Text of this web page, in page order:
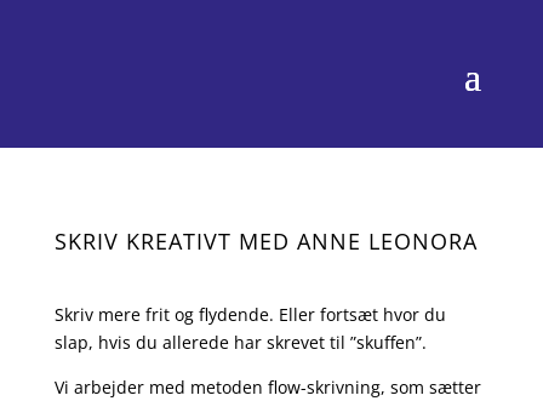
SKRIV KREATIVT MED ANNE LEONORA
Skriv mere frit og flydende. Eller fortsæt hvor du
slap, hvis du allerede har skrevet til ”skuffen”.
Vi arbejder med metoden flow-skrivning, som sætter